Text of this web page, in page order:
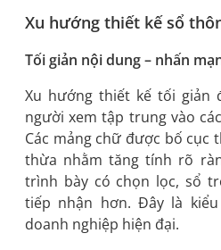
Xu hướng thiết kế sổ
Tối giản nội dung – nhấn
Xu hướng thiết kế tối giản
người xem tập trung vào
Các mảng chữ được bố cục
thừa nhằm tăng tính rõ
trình bày có chọn lọc, sổ
tiếp nhận hơn. Đây là
doanh nghiệp hiện đại.